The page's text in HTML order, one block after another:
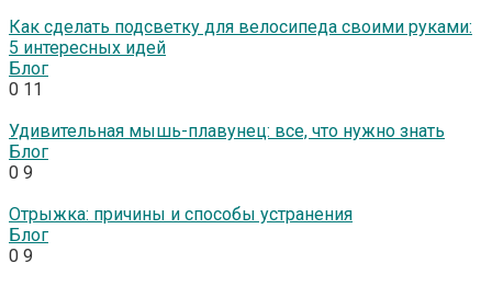
Как сделать подсветку для велосипеда своими руками:
5 интересных идей
Блог
0 11
Удивительная мышь-плавунец: все, что нужно знать
Блог
0 9
Отрыжка: причины и способы устранения
Блог
0 9